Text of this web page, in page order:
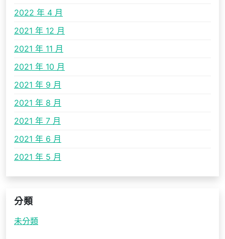
2022 年 4 月
2021 年 12 月
2021 年 11 月
2021 年 10 月
2021 年 9 月
2021 年 8 月
2021 年 7 月
2021 年 6 月
2021 年 5 月
分類
未分類